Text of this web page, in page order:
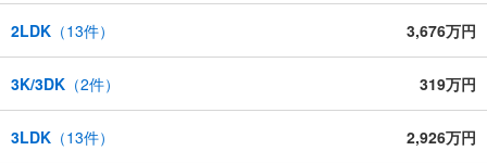
2LDK （13件） 3,676万円
3K/3DK （2件） 319万円
3LDK （13件） 2,926万円